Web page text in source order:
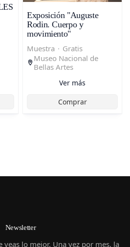
Exposición "Auguste
Rodin. Cuerpo y
movimiento"
Muestra · Gratis
Museo Nacional de
Bellas Artes
Ver más
Comprar
Newsletter
veas lo mejor. Una vez por mes, la